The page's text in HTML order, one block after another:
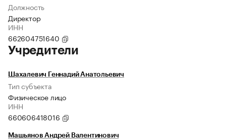
Должность
Директор
ИНН
662604751640
Учредители
Шахалевич Геннадий Анатольевич
Тип субъекта
Физическое лицо
ИНН
660606418016
Машьянов Андрей Валентинович